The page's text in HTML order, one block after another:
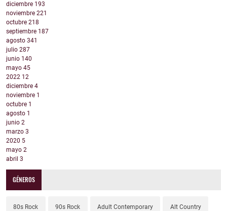
diciembre 193
noviembre 221
octubre 218
septiembre 187
agosto 341
julio 287
junio 140
mayo 45
2022 12
diciembre 4
noviembre 1
octubre 1
agosto 1
junio 2
marzo 3
2020 5
mayo 2
abril 3
GÉNEROS
80s Rock 90s Rock Adult Contemporary Alt Country